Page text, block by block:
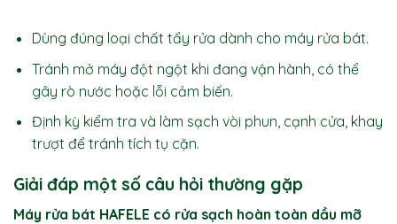
Dùng đúng loại chất tẩy rửa dành cho máy rửa bát.
Tránh mở máy đột ngột khi đang vận hành, có thể
gây rò nước hoặc lỗi cảm biến.
Định kỳ kiểm tra và làm sạch vòi phun, cạnh cửa, khay
trượt để tránh tích tụ cặn.
Giải đáp một số câu hỏi thường gặp
Máy rửa bát HAFELE có rửa sạch hoàn toàn dầu mỡ